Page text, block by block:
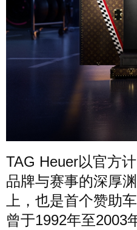
TAG Heuer以官方
品牌与赛事的深厚
上，也是首个赞助
曾于1992年至2003